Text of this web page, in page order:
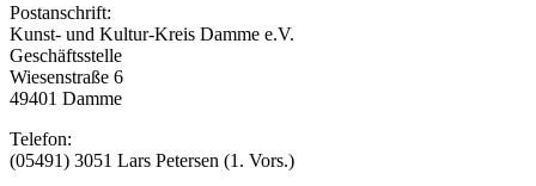
Postanschrift:
Kunst- und Kultur-Kreis Damme e.V.
Geschäftsstelle
Wiesenstraße 6
49401 Damme
Telefon:
(05491) 3051 Lars Petersen (1. Vors.)